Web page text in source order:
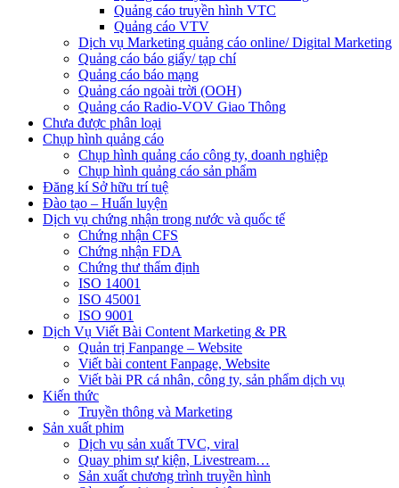
Quảng cáo truyền hình VTC
Quảng cáo VTV
Dịch vụ Marketing quảng cáo online/ Digital Marketing
Quảng cáo báo giấy/ tạp chí
Quảng cáo báo mạng
Quảng cáo ngoài trời (OOH)
Quảng cáo Radio-VOV Giao Thông
Chưa được phân loại
Chụp hình quảng cáo
Chụp hình quảng cáo công ty, doanh nghiệp
Chụp hình quảng cáo sản phẩm
Đăng kí Sở hữu trí tuệ
Đào tạo – Huấn luyện
Dịch vụ chứng nhận trong nước và quốc tế
Chứng nhận CFS
Chứng nhận FDA
Chứng thư thẩm định
ISO 14001
ISO 45001
ISO 9001
Dịch Vụ Viết Bài Content Marketing & PR
Quản trị Fanpange – Website
Viết bài content Fanpage, Website
Viết bài PR cá nhân, công ty, sản phẩm dịch vụ
Kiến thức
Truyền thông và Marketing
Sản xuất phim
Dịch vụ sản xuất TVC, viral
Quay phim sự kiện, Livestream…
Sản xuất chương trình truyền hình